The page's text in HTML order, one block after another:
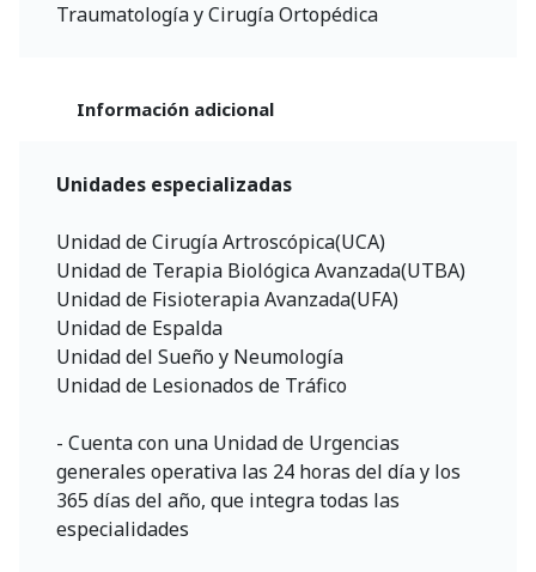
Traumatología y Cirugía Ortopédica
Información adicional
Unidades especializadas
Unidad de Cirugía Artroscópica(UCA)
Unidad de Terapia Biológica Avanzada(UTBA)
Unidad de Fisioterapia Avanzada(UFA)
Unidad de Espalda
Unidad del Sueño y Neumología
Unidad de Lesionados de Tráfico
- Cuenta con una Unidad de Urgencias
generales operativa las 24 horas del día y los
365 días del año, que integra todas las
especialidades